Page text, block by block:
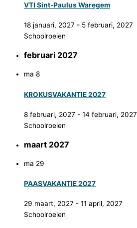
VTI Sint-Paulus Waregem
18 januari, 2027 - 5 februari, 2027
Schoolroeien
februari 2027
ma 8
KROKUSVAKANTIE 2027
8 februari, 2027 - 14 februari, 2027
Schoolroeien
maart 2027
ma 29
PAASVAKANTIE 2027
29 maart, 2027 - 11 april, 2027
Schoolroeien